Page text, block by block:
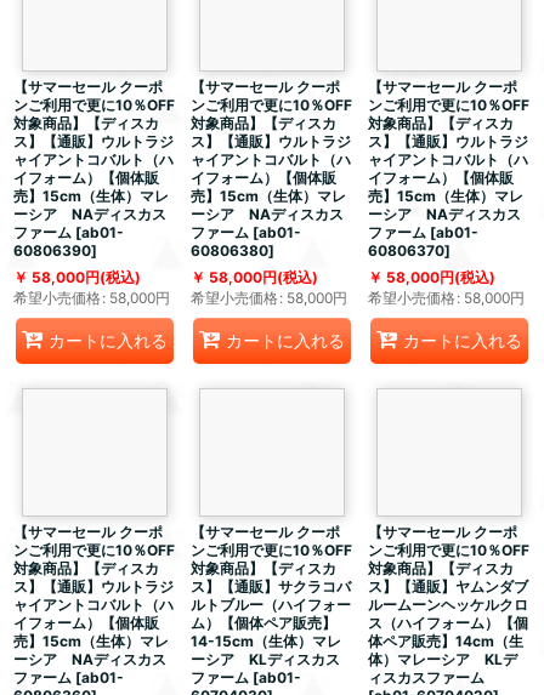
【サマーセール クーポ
ンご利用で更に10％OFF
対象商品】【ディスカ
ス】【通販】ウルトラジ
ャイアントコバルト（ハ
イフォーム）【個体販
売】15cm（生体）マレ
ーシア NAディスカス
ファーム [ab01-
60806390]
58,000円(税込)
希望小売価格: 58,000円
カートに入れる
【サマーセール クーポ
ンご利用で更に10％OFF
対象商品】【ディスカ
ス】【通販】ウルトラジ
ャイアントコバルト（ハ
イフォーム）【個体販
売】15cm（生体）マレ
ーシア NAディスカス
ファーム [ab01-
60806380]
58,000円(税込)
希望小売価格: 58,000円
カートに入れる
【サマーセール クーポ
ンご利用で更に10％OFF
対象商品】【ディスカ
ス】【通販】ウルトラジ
ャイアントコバルト（ハ
イフォーム）【個体販
売】15cm（生体）マレ
ーシア NAディスカス
ファーム [ab01-
60806370]
58,000円(税込)
希望小売価格: 58,000円
カートに入れる
【サマーセール クーポ
ンご利用で更に10％OFF
対象商品】【ディスカ
ス】【通販】ウルトラジ
ャイアントコバルト（ハ
イフォーム）【個体販
売】15cm（生体）マレ
ーシア NAディスカス
ファーム [ab01-
【サマーセール クーポ
ンご利用で更に10％OFF
対象商品】【ディスカ
ス】【通販】サクラコバ
ルトブルー（ハイフォー
ム）【個体ペア販売】
14-15cm（生体）マレ
ーシア KLディスカス
ファーム [ab01-
【サマーセール クーポ
ンご利用で更に10％OFF
対象商品】【ディスカ
ス】【通販】ヤムンダブ
ルームーンヘッケルクロ
ス（ハイフォーム）【個
体ペア販売】14cm（生
体）マレーシア KLデ
ィスカスファーム